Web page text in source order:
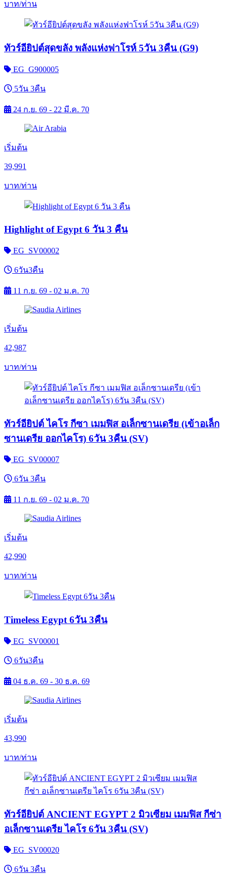
บาท/ท่าน
ทัวร์อียิปต์สุดขลัง พลังแห่งฟาโรห์ 5วัน 3คืน (G9)
EG_G900005
5วัน 3คืน
24 ก.ย. 69 - 22 มี.ค. 70
เริ่มต้น
39,991
บาท/ท่าน
Highlight of Egypt 6 วัน 3 คืน
EG_SV00002
6วัน3คืน
11 ก.ย. 69 - 02 ม.ค. 70
เริ่มต้น
42,987
บาท/ท่าน
ทัวร์อียิปต์ ไคโร กีซา เมมฟิส อเล็กซานเดรีย (เข้าอเล็ก
ซานเดรีย ออกไคโร) 6วัน 3คืน (SV)
EG_SV00007
6วัน 3คืน
11 ก.ย. 69 - 02 ม.ค. 70
เริ่มต้น
42,990
บาท/ท่าน
Timeless Egypt 6วัน 3คืน
EG_SV00001
6วัน3คืน
04 ธ.ค. 69 - 30 ธ.ค. 69
เริ่มต้น
43,990
บาท/ท่าน
ทัวร์อียิปต์ ANCIENT EGYPT 2 มิวเซียม เมมฟิส กีซ่า
อเล็กซานเดรีย ไคโร 6วัน 3คืน (SV)
EG_SV00020
6วัน 3คืน